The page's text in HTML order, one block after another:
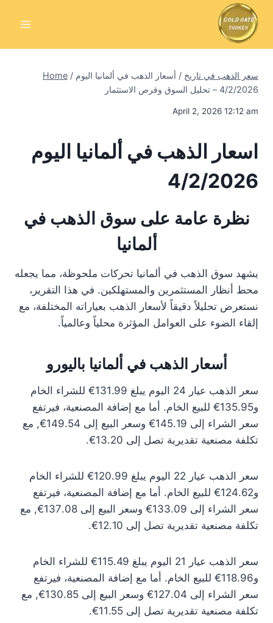
Home / سعر الذهب في تاريخ / أسعار الذهب في ألمانيا اليوم
4/2/2026 – تحليل السوق وفرص الاستثمار
April 2, 2026 12:12 am
اسعار الذهب في ألمانيا اليوم
4/2/2026
نظرة عامة على سوق الذهب في
ألمانيا
يشهد سوق الذهب في ألمانيا تحركات ملحوظة، مما يجعله
محط أنظار المستثمرين والمستهلكين. في هذا التقرير،
نستعرض تحليلاً دقيقاً لأسعار الذهب بعياراته المختلفة، مع
إلقاء الضوء على العوامل المؤثرة محلياً وعالمياً.
أسعار الذهب في ألمانيا باليورو
سعر الذهب عيار 24 اليوم يبلغ 131.99€ للشراء الخام
و135.95€ للبيع الخام. أما مع إضافة المصنعية، فيرتفع
سعر الشراء إلى 145.19€ وسعر البيع إلى 149.54€, مع
تكلفة مصنعية تقديرية تصل إلى 13.20€.
سعر الذهب عيار 22 اليوم يبلغ 120.99€ للشراء الخام
و124.62€ للبيع الخام. أما مع إضافة المصنعية، فيرتفع
سعر الشراء إلى 133.09€ وسعر البيع إلى 137.08€, مع
تكلفة مصنعية تقديرية تصل إلى 12.10€.
سعر الذهب عيار 21 اليوم يبلغ 115.49€ للشراء الخام
و118.96€ للبيع الخام. أما مع إضافة المصنعية، فيرتفع
سعر الشراء إلى 127.04€ وسعر البيع إلى 130.85€, مع
تكلفة مصنعية تقديرية تصل إلى 11.55€.